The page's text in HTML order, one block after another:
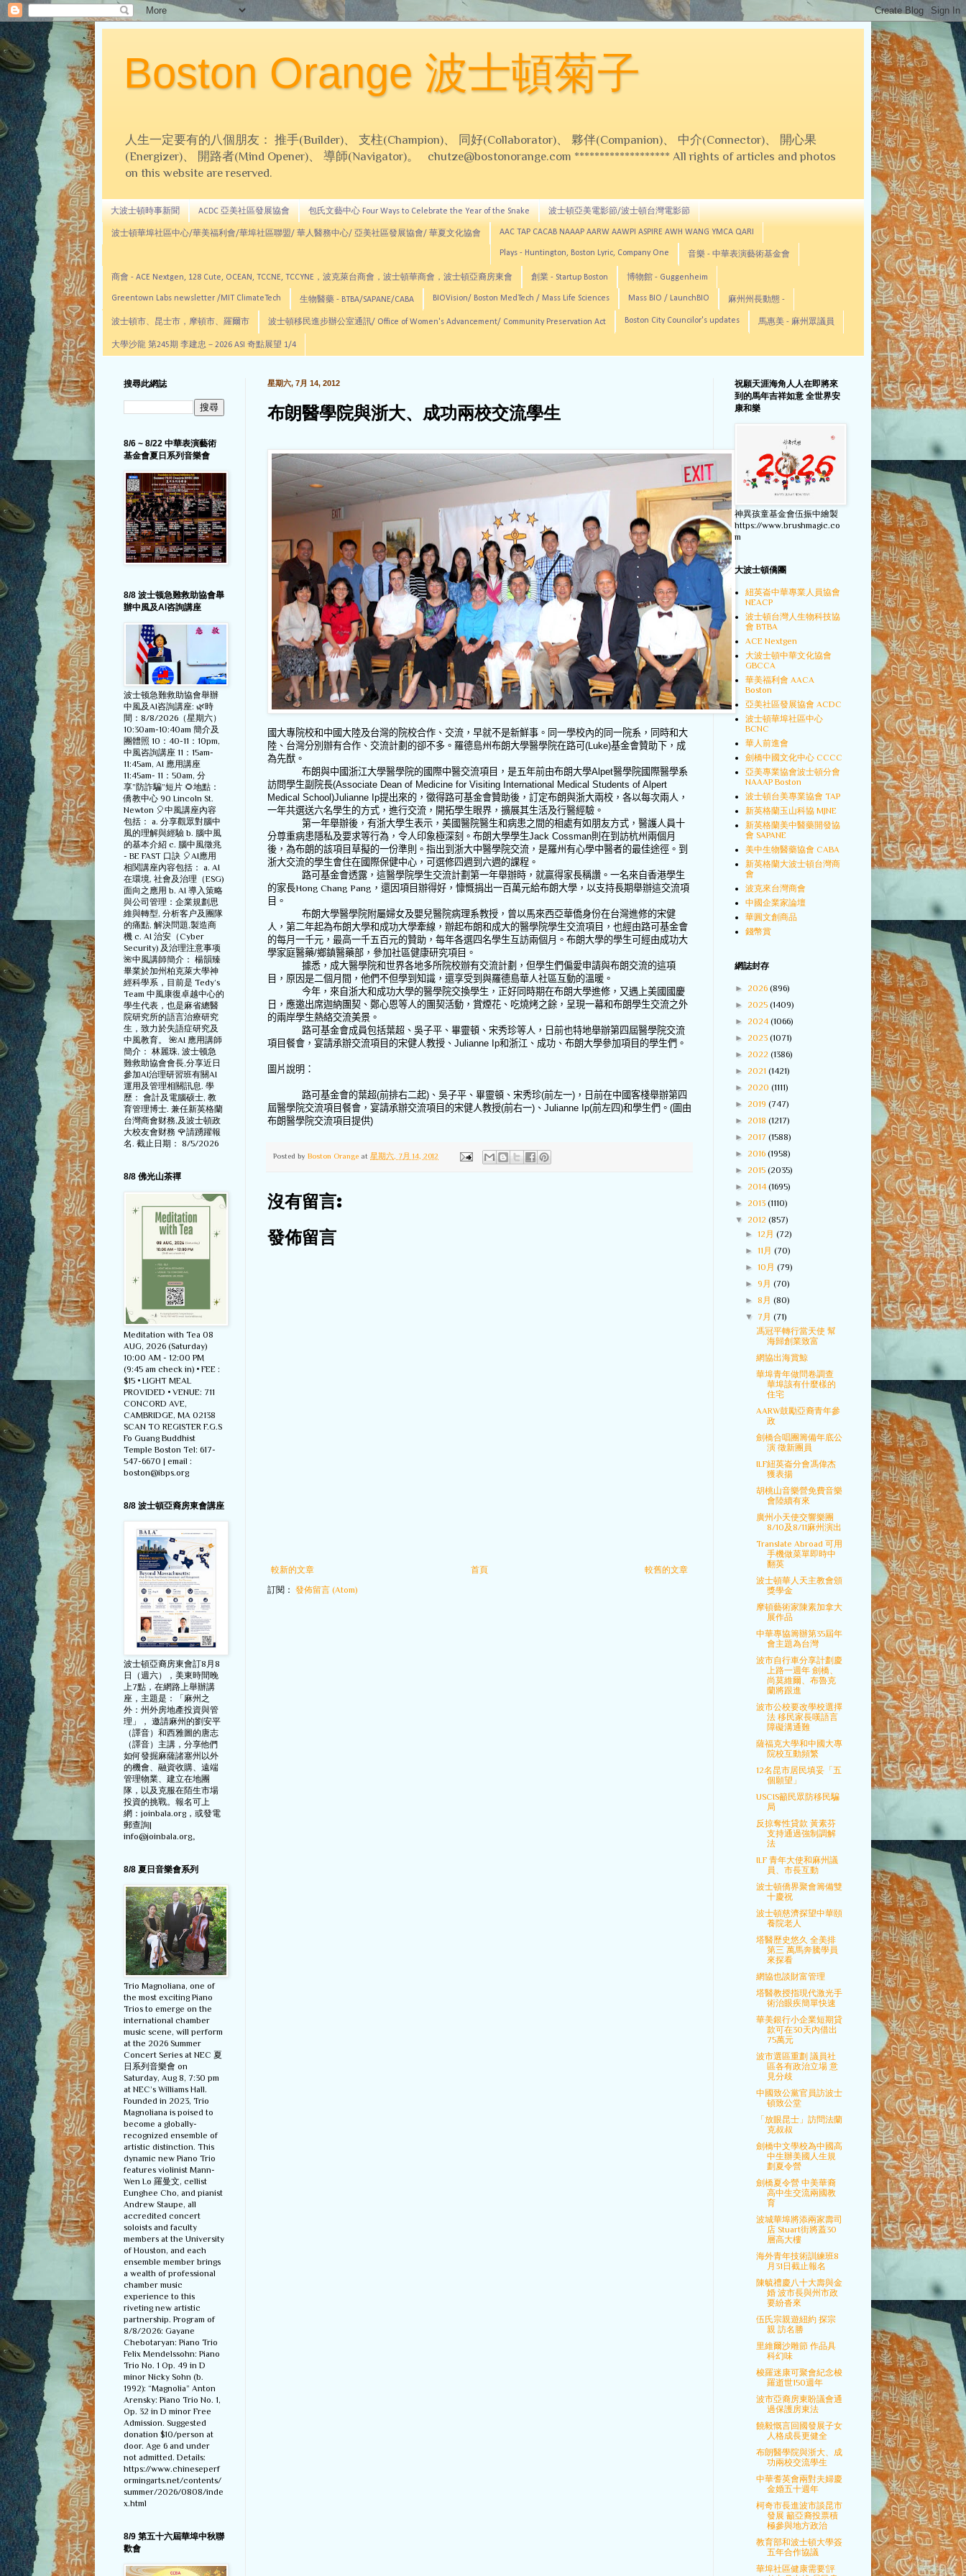
Boston Orange 波士頓菊子
人生一定要有的八個朋友： 推手(Builder)、 支柱(Champion)、 同好(Collaborator)、 夥伴(Companion)、 中介(Connector)、 開心果
(Energizer)、 開路者(Mind Opener)、 導師(Navigator)。 chutze@bostonorange.com ******************* All rights of articles and photos
on this website are reserved.
大波士頓時事新聞 ACDC 亞美社區發展協會 包氏文藝中心 Four Ways to Celebrate the Year of the Snake 波士頓亞美電影節/波士頓台灣電影節
波士頓華埠社區中心/華美福利會/華埠社區聯盟/ 華人醫務中心/ 亞美社區發展協會/ 華夏文化協會 AAC TAP CACAB NAAAP AARW AAWPI ASPIRE AWH WANG YMCA QARI
Plays - Huntington, Boston Lyric, Company One 音樂 - 中華表演藝術基金會
商會 - ACE Nextgen, 128 Cute, OCEAN, TCCNE, TCCYNE，波克萊台商會，波士頓華商會，波士頓亞裔房東會 創業 - Startup Boston 博物館 - Guggenheim
Greentown Labs newsletter /MIT ClimateTech 生物醫藥 - BTBA/SAPANE/CABA BIOVision/ Boston MedTech / Mass Life Sciences Mass BIO / LaunchBIO 麻州州長動態 -
波士頓市、昆士市，摩頓市、羅爾市 波士頓移民進步辦公室通訊/ Office of Women's Advancement/ Community Preservation Act Boston City Councilor's updates 馬惠美 - 麻州眾議員
大學沙龍 第245期 李建忠－2026 ASI 奇點展望 1/4
星期六, 7月 14, 2012
布朗醫學院與浙大、成功兩校交流學生
國大專院校和中國大陸及台灣的院校合作、交流，早就不是新鮮事。同一學校內的同一院系，同時和大
陸、台灣分別辦有合作、交流計劃的卻不多。羅德島州布朗大學醫學院在路可 (Luke)基金會贊助下，成
為先猷。
布朗與中國浙江大學醫學院的國際中醫交流項目，是五年前由布朗大學Alpet醫學院國際醫學系
訪問學生副院長(Associate Dean of Medicine for Visiting International Medical Students of Alpert
Medical School)Julianne Ip提出來的，徵得路可基金會贊助後，訂定布朗與浙大兩校，各以每次兩人，
一年共選送六名學生的方式，進行交流，開拓學生眼界，擴展其生活及行醫經驗。
第一年舉辦後，有浙大學生表示，美國醫院醫生和病患之間的相處有如朋友方式，醫護人員十
分尊重病患隱私及要求等行為，令人印象極深刻。布朗大學學生Jack Cossman則在到訪杭州兩個月
後，為布朗的該項目草擬的一份準則。指出到浙大中醫學院交流，是羅州有心學中醫者的最佳途徑。到
浙大交流的學生會住在國際保健中心，可選修四週到六週的課程。
路可基金會透露，這醫學院學生交流計劃第一年舉辦時，就贏得家長稱讚。一名來自香港學生
的家長Hong Chang Pang ，還因項目辦得好，慷慨捐出一百萬元給布朗大學，以支持長期舉辦這交流項
目。
布朗大學醫學院附屬婦女及嬰兒醫院病理系教授，曾以馬來西亞華僑身份在台灣進修的宋健
人，第二年起為布朗大學和成功大學牽線，辦起布朗和成大的醫學院學生交流項目，也經由路可基金會
的每月一千元，最高一千五百元的贊助，每年各選四名學生互訪兩個月。布朗大學的學生可經由成功大
學家庭醫藥/鄉鎮醫藥部，參加社區健康研究項目。
據悉，成大醫學院和世界各地多所院校辦有交流計劃，但學生們偏愛申請與布朗交流的這項
目，原因是二個月間，他們不但學到知識，還享受到與羅德島華人社區互動的溫暖。
今年，來自浙大和成功大學的醫學院交換學生，正好同時期在布朗大學進修，又遇上美國國慶
日，應邀出席迦納團契、鄭心恩等人的團契活動，賞煙花、吃燒烤之餘，呈現一幕和布朗學生交流之外
的兩岸學生熱絡交流美景。
路可基金會成員包括葉超、吳子平、畢靈頓、宋秀珍等人，日前也特地舉辦第四屆醫學院交流
項目餐會，宴請承辦交流項目的宋健人教授、 Julianne Ip和浙江、成功、布朗大學參加項目的學生們。
圖片說明：
路可基金會的葉超(前排右二起) 、吳子平、畢靈頓、宋秀珍(前左一) ，日前在中國客棧舉辦第四
屆醫學院交流項目餐會，宴請承辦交流項目的宋健人教授(前右一) 、 Julianne Ip(前左四)和學生們。 (圖由
布朗醫學院交流項目提供)
Posted by Boston Orange at 星期六, 7月 14, 2012
沒有留言:
發佈留言
較新的文章 較舊的文章
首頁
訂閱： 發佈留言 (Atom)
搜尋此網誌
8/6 ~ 8/22 中華表演藝術
基金會夏日系列音樂會
8/8 波士顿急難救助協會舉
辦中風及AI咨詢講座
波士顿急難救助協會舉辦
中風及AI咨詢講座: 🌿時
間：8/8/2026（星期六）
10:30am-10:40am 簡介及
團體照 10：40-11：10pm,
中風咨詢講座 11：15am-
11:45am, AI 應用講座
11:45am- 11：50am, 分
享”防詐騙”短片 🌻地點：
僑教中心 90 Lincoln St.
Newton 🎈中風講座內容
包括： a. 分享觀眾對腦中
風的理解與經驗 b. 腦中風
的基本介紹 c. 腦中風徵兆
- BE FAST 口訣 🎈AI應用
相関講座內容包括： a. AI
在環境, 社會及治理（ESG)
面向之應用 b. AI 導入策略
與公司管理：企業規劃思
維與轉型, 分析客户及團隊
的痛點, 解決問題,製造商
機 c. AI 治安（Cyber
Security) 及治理注意事项
🌺中風講師簡介： 楊韻臻
畢業於加州柏克萊大學神
經科學系，目前是 Tedy‘s
Team 中風康復卓越中心的
學生代表，也是麻省總醫
院研究所的語言治療研究
生，致力於失語症研究及
中風教育。 🌺AI 應用講師
簡介： 林麗珠, 波士顿急
難救助協會會長,分享近日
參加AI治理研習班有關AI
運用及管理相關訊息. 學
歷： 會計及電腦硕士, 教
育管理博士. 兼任新英格蘭
台灣商會财務,及波士頓政
大校友會财務 🌹請踴躍報
名. 截止日期： 8/5/2026
8/8 佛光山茶禪
Meditation with Tea 08
AUG, 2026 (Saturday)
10:00 AM - 12:00 PM
(9:45 am check in) • FEE :
$15 • LIGHT MEAL
PROVIDED • VENUE: 711
CONCORD AVE,
CAMBRIDGE, MA 02138
SCAN TO REGISTER F.G.S
Fo Guang Buddhist
Temple Boston Tel: 617-
547-6670 | email :
boston@ibps.org
8/8 波士頓亞裔房東會講座
波士頓亞裔房東會訂8月8
日（週六），美東時間晚
上7點，在網路上舉辦講
座，主題是：「麻州之
外：州外房地產投資與管
理」， 邀請麻州的劉安平
（譯音）和西雅圖的唐志
（譯音）主講，分享他們
如何發掘麻薩諸塞州以外
的機會、融資收購、遠端
管理物業、建立在地團
隊，以及克服在陌生市場
投資的挑戰。報名可上
網：joinbala.org，或發電
郵查詢|
info@joinbala.org。
8/8 夏日音樂會系列
Trio Magnoliana, one of
the most exciting Piano
Trios to emerge on the
international chamber
music scene, will perform
at the 2026 Summer
Concert Series at NEC 夏
日系列音樂會 on
Saturday, Aug 8, 7:30 pm
at NEC’s Williams Hall.
Founded in 2023, Trio
Magnoliana is poised to
become a globally-
recognized ensemble of
artistic distinction. This
dynamic new Piano Trio
features violinist Mann-
Wen Lo 羅曼文, cellist
Eunghee Cho, and pianist
Andrew Staupe, all
accredited concert
soloists and faculty
members at the University
of Houston, and each
ensemble member brings
a wealth of professional
chamber music
experience to this
riveting new artistic
partnership. Program of
8/8/2026: Gayane
Chebotaryan: Piano Trio
Felix Mendelssohn: Piano
Trio No. 1 Op. 49 in D
minor Nicky Sohn (b.
1992): “Magnolia” Anton
Arensky: Piano Trio No. 1,
Op. 32 in D minor Free
Admission. Suggested
donation $10/person at
door. Age 6 and under
not admitted. Details:
https://www.chineseperf
ormingarts.net/contents/
summer/2026/0808/inde
x.html
8/9 第五十六屆華埠中秋聯
歡會
祝願天涯海角人人在即將來
到的馬年吉祥如意 全世界安
康和樂
神異孩童基金會伍振中繪製
https://www.brushmagic.co
m
大波士頓僑團
紐英崙中華專業人員協會
NEACP
波士頓台灣人生物科技協
會 BTBA
ACE Nextgen
大波士頓中華文化協會
GBCCA
華美福利會 AACA
Boston
亞美社區發展協會 ACDC
波士頓華埠社區中心
BCNC
華人前進會
劍橋中國文化中心 CCCC
亞美專業協會波士頓分會
NAAAP Boston
波士頓台美專業協會 TAP
新英格蘭玉山科協 MJNE
新英格蘭美中醫藥開發協
會 SAPANE
美中生物醫藥協會 CABA
新英格蘭大波士頓台灣商
會
波克來台灣商會
中國企業家論壇
華圓文創商品
錢幣賞
網誌封存
► 2026 (896)
► 2025 (1409)
► 2024 (1066)
► 2023 (1071)
► 2022 (1386)
► 2021 (1421)
► 2020 (1111)
► 2019 (747)
► 2018 (1217)
► 2017 (1588)
► 2016 (1958)
► 2015 (2035)
► 2014 (1695)
► 2013 (1110)
▼ 2012 (857)
►12月(72)
►11月(70)
►10月(79)
►9月(70)
► 8月(80)
▼ 7月(71)
馮冠平轉行當天使 幫
海歸創業致富
網協出海賞鯨
華埠青年做問卷調查
華埠該有什麼樣的
住宅
AARW鼓勵亞裔青年參
政
劍橋合唱團籌備年底公
演 徵新團員
ILF紐英崙分會馮偉杰
獲表揚
胡桃山音樂營免費音樂
會陸續有來
廣州小天使交響樂團
8/10及8/11麻州演出
Translate Abroad 可用
手機做菜單即時中
翻英
波士頓華人天主教會頒
獎學金
摩頓藝術家陳素加拿大
展作品
中華專協籌辦第35屆年
會主題為台灣
波市自行車分享計劃慶
上路一週年 劍橋、
尚莫維爾、布魯克
蘭將跟進
波市公校要改學校選擇
法 移民家長嘆語言
障礙溝通難
薩福克大學和中國大專
院校互動頻繁
12名昆市居民填妥「五
個願望」
USCIS籲民眾防移民騙
局
反掠奪性貸款 黃素芬
支持通過強制調解
法
ILF 青年大使和麻州議
員、市長互動
波士頓僑界聚會籌備雙
十慶祝
波士頓慈濟探望中華頤
養院老人
塔醫歷史悠久 全美排
第三 萬馬奔騰學員
來探看
網協也談財富管理
塔醫教授指現代激光手
術治眼疾簡單快速
華美銀行小企業短期貸
款可在30天內借出
75萬元
波市選區重劃 議員社
區各有政治立場 意
見分歧
中國致公黨官員訪波士
頓致公堂
「放眼昆士」訪問法蘭
克叔叔
劍橋中文學校為中國高
中生辦美國人生規
劃夏令營
劍橋夏令營 中美華裔
高中生交流兩國教
育
波城華埠將添兩家壽司
店 Stuart街將蓋30
層高大樓
海外青年技術訓練班8
月31日截止報名
陳毓禮慶八十大壽與金
婚 波市長與州市政
要紛沓來
伍氏宗親遊紐約 探宗
親 訪名勝
里維爾沙雕節 作品具
科幻味
梭羅迷康可聚會紀念梭
羅逝世150週年
波市亞裔房東盼議會通
過保護房東法
饒毅慨言回國發展子女
人格成長更健全
布朗醫學院與浙大、成
功兩校交流學生
中華耆英會兩對夫婦慶
金婚五十週年
柯奇市長進波市談昆市
發展 籲亞裔投票積
極參與地方政治
教育部和波士頓大學簽
五年合作協議
華埠社區健康需要'評